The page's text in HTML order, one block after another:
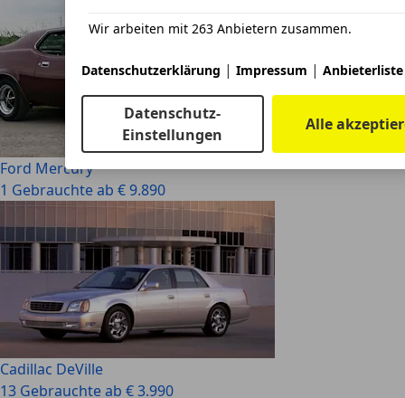
Ford Mercury
1 Gebrauchte ab € 9.890
Cadillac DeVille
13 Gebrauchte ab € 3.990
Wir arbeiten mit 263 Anbietern zusammen.
Datenschutzerklärung | Impressum | Anbieterliste
Datenschutz-
Einstellungen
Alle